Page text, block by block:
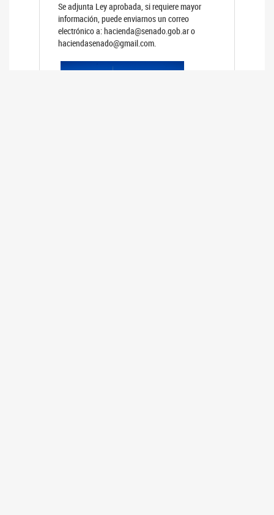
Se adjunta Ley aprobada, si requiere mayor
información, puede enviarnos un correo
electrónico a: hacienda@senado.gob.ar o
haciendasenado@gmail.com.